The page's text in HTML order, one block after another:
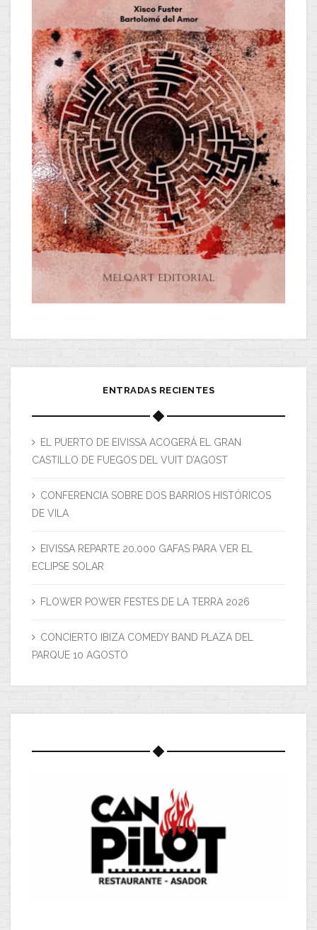
ENTRADAS RECIENTES
EL PUERTO DE EIVISSA ACOGERÁ EL GRAN
CASTILLO DE FUEGOS DEL VUIT D’AGOST
CONFERENCIA SOBRE DOS BARRIOS HISTÓRICOS
DE VILA
EIVISSA REPARTE 20.000 GAFAS PARA VER EL
ECLIPSE SOLAR
FLOWER POWER FESTES DE LA TERRA 2026
CONCIERTO IBIZA COMEDY BAND PLAZA DEL
PARQUE 10 AGOSTO